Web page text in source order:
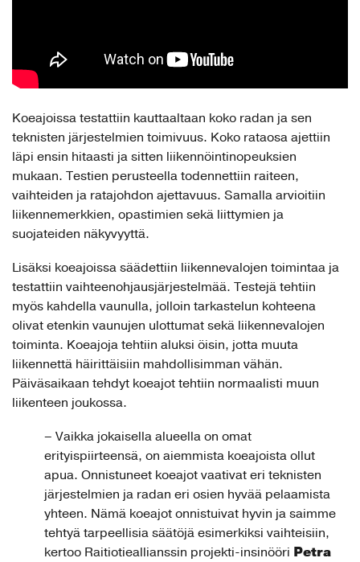
Koeajoissa testattiin kauttaaltaan koko radan ja sen
teknisten järjestelmien toimivuus. Koko rataosa ajettiin
läpi ensin hitaasti ja sitten liikennöintinopeuksien
mukaan. Testien perusteella todennettiin raiteen,
vaihteiden ja ratajohdon ajettavuus. Samalla arvioitiin
liikennemerkkien, opastimien sekä liittymien ja
suojateiden näkyvyyttä.
Lisäksi koeajoissa säädettiin liikennevalojen toimintaa ja
testattiin vaihteenohjausjärjestelmää. Testejä tehtiin
myös kahdella vaunulla, jolloin tarkastelun kohteena
olivat etenkin vaunujen ulottumat sekä liikennevalojen
toiminta. Koeajoja tehtiin aluksi öisin, jotta muuta
liikennettä häirittäisiin mahdollisimman vähän.
Päiväsaikaan tehdyt koeajot tehtiin normaalisti muun
liikenteen joukossa.
– Vaikka jokaisella alueella on omat
erityispiirteensä, on aiemmista koeajoista ollut
apua. Onnistuneet koeajot vaativat eri teknisten
järjestelmien ja radan eri osien hyvää pelaamista
yhteen. Nämä koeajot onnistuivat hyvin ja saimme
tehtyä tarpeellisia säätöjä esimerkiksi vaihteisiin,
kertoo Raitiotieallianssin projekti-insinööri Petra